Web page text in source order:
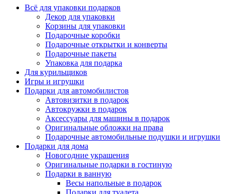
Всё для упаковки подарков
Декор для упаковки
Корзины для упаковки
Подарочные коробки
Подарочные открытки и конверты
Подарочные пакеты
Упаковка для подарка
Для курильщиков
Игры и игрушки
Подарки для автомобилистов
Автовизитки в подарок
Автокружки в подарок
Аксессуары для машины в подарок
Оригинальные обложки на права
Подарочные автомобильные подушки и игрушки
Подарки для дома
Новогодние украшения
Оригинальные подарки в гостиную
Подарки в ванную
Весы напольные в подарок
Подарки для туалета